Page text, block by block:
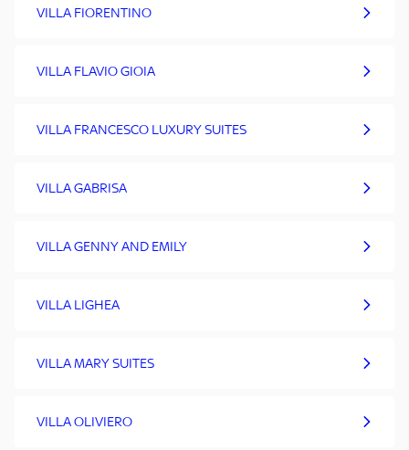
VILLA FIORENTINO
VILLA FLAVIO GIOIA
VILLA FRANCESCO LUXURY SUITES
VILLA GABRISA
VILLA GENNY AND EMILY
VILLA LIGHEA
VILLA MARY SUITES
VILLA OLIVIERO